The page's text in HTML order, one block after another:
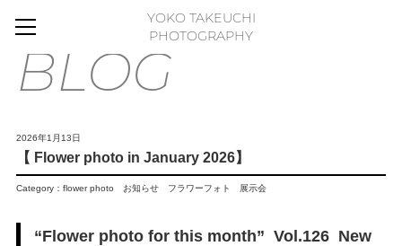
HOME
BLOG
MOVIE
WORKS
GALLERY
FLOWER PHOTO ESSAY
ABOUT
YOKO TAKEUCHI
PHOTOGRAPHY
BLOG
2026年1月13日
【 Flower photo in January 2026】
Category： flower photo お知らせ フラワーフォト 展示会
“Flower photo for this month” Vol.126 New